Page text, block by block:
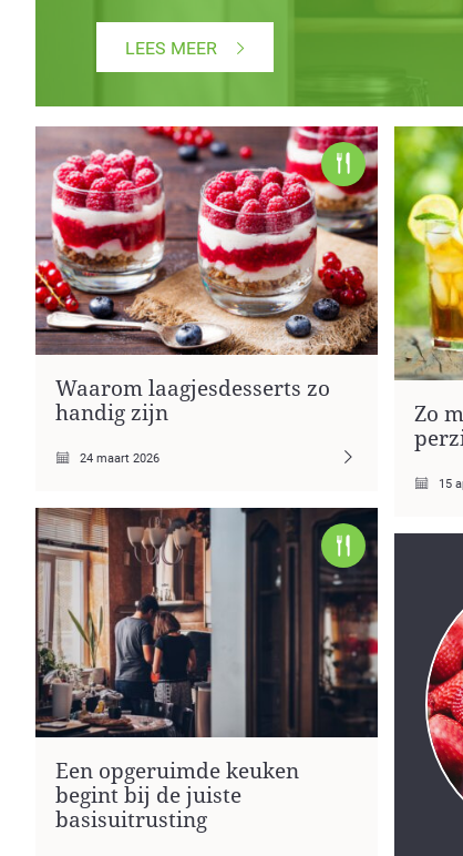
LEES MEER
Waarom laagjesdesserts zo
handig zijn
24 maart 2026
Een opgeruimde keuken
begint bij de juiste
basisuitrusting
Zo
15